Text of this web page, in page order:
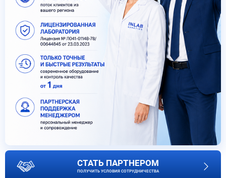
СТАТЬ ПАРТНЕРОМ
ПОЛУЧИТЬ УСЛОВИЯ СОТРУДНИЧЕСТВА